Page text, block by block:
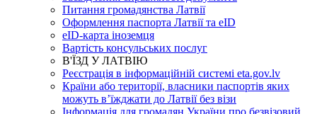
Питання громадянства Латвії
Оформлення паспорта Латвії та eID
eID-карта іноземця
Вартість консульських послуг
В'ЇЗД У ЛАТВІЮ
Реєстрація в інформаційній системі eta.gov.lv
Країни або території, власники паспортів яких
можуть в’їжджати до Латвії без візи
Інформація для громадян України про безвізовий